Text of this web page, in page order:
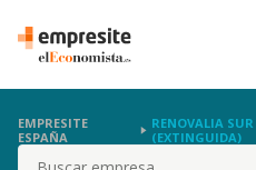
EMPRESITE
ESPAÑA
RENOVALIA
(EXTINGUIDA)
Buscar